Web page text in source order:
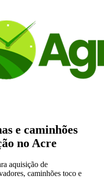
e caminhões
no Acre
aquisição de
caminhões toco e